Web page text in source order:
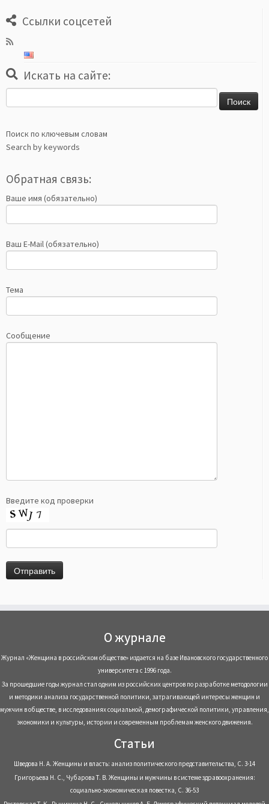
Ссылки соцсетей
Искать на сайте:
Поиск по ключевым словам
Search by keywords
Обратная связь:
Ваше имя (обязательно)
Ваш E-Mail (обязательно)
Тема
Сообщение
Введите код проверки
О журнале
Журнал «Женщина в российском обществе» издается на базе Ивановского государственного
университета с 1996 года.
За прошедшие годы журнал стал одним из российских центров по разработке методологии
и методики анализа государственной политики, затрагивающей интересы женщин и
мужчин в обществе, в исследованиях социальной, демографической политики, управления,
экономики и культуры, истории и современным проблемам женского движения.
Статьи
Шведова Н. А. Женщины и власть: анализ политического представительства, С. 3-14
Григорьева Н. С., Чубарова Т. В. Женщины и мужчины в системе здравоохранения:
социально-экономическая повестка, С. 36-53